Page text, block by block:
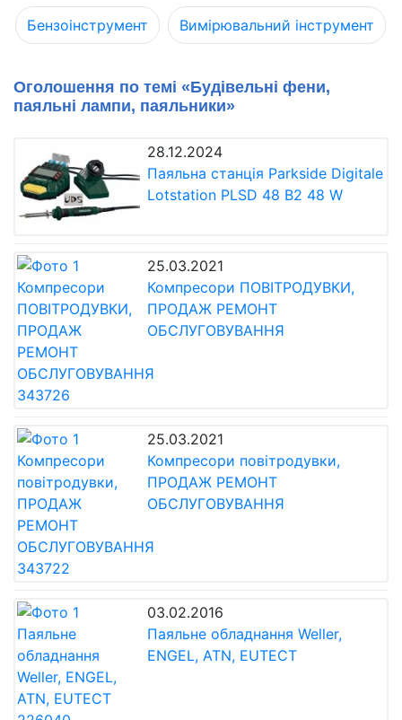
Бензоінструмент Вимірювальний інструмент
Оголошення по темі «Будівельні фени,
паяльні лампи, паяльники»
28.12.2024
Паяльна станція Parkside Digitale
Lotstation PLSD 48 B2 48 W
25.03.2021
Компресори ПОВІТРОДУВКИ,
ПРОДАЖ РЕМОНТ
ОБСЛУГОВУВАННЯ
25.03.2021
Компресори повітродувки,
ПРОДАЖ РЕМОНТ
ОБСЛУГОВУВАННЯ
03.02.2016
Паяльне обладнання Weller,
ENGEL, ATN, EUTECT